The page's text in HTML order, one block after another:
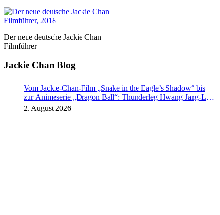
Der neue deutsche Jackie Chan
Filmführer
Jackie Chan Blog
Vom Jackie-Chan-Film „Snake in the Eagle’s Shadow“ bis
zur Animeserie „Dragon Ball“: Thunderleg Hwang Jang-Lee
tritt globale Rechteoffensive los
2. August 2026